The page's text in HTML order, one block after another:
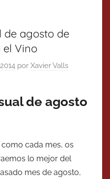
de agosto de
el Vino
por Xavier Valls
de agosto
como cada mes, os
lo mejor del
mes de agosto,